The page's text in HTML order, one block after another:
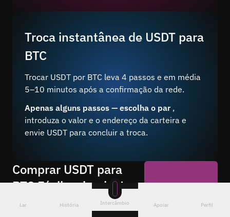
Troca instantânea de USDT para
BTC
Trocar USDT por BTC leva 4 passos e em média
5–10 minutos após a confirmação da rede.
Apenas alguns passos — escolha o par ,
introduza o valor e o endereço da carteira e
envie USDT para concluir a troca.
Comprar USDT para
BTC Fácil e simples!
Compre BTC com USDT 24 horas
por dia, 7 dias por semana a uma
Começar agora
Lar História Intercâmbio Apoiar Perfil